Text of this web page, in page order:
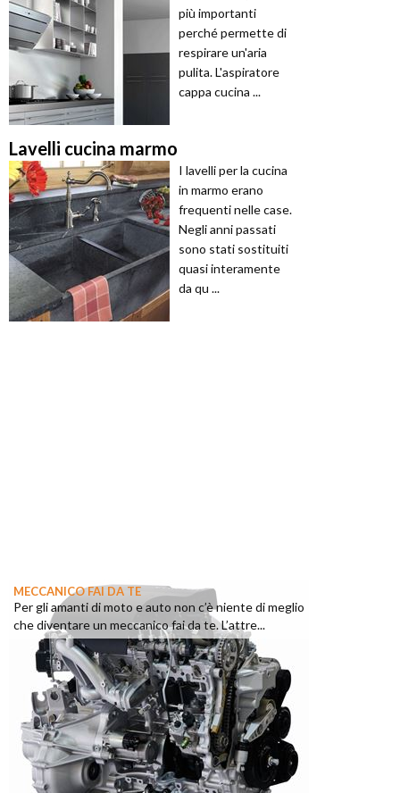
più importanti
perché permette di
respirare un'aria
pulita. L'aspiratore
cappa cucina ...
Lavelli cucina marmo
I lavelli per la cucina
in marmo erano
frequenti nelle case.
Negli anni passati
sono stati sostituiti
quasi interamente
da qu ...
MECCANICO FAI DA TE
Per gli amanti di moto e auto non c’è niente di meglio
che diventare un meccanico fai da te. L’attre...